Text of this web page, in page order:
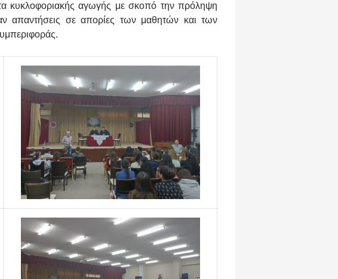
κυκλοφοριακής αγωγής με σκοπό την πρόληψη
απαντήσεις σε απορίες των μαθητών και των